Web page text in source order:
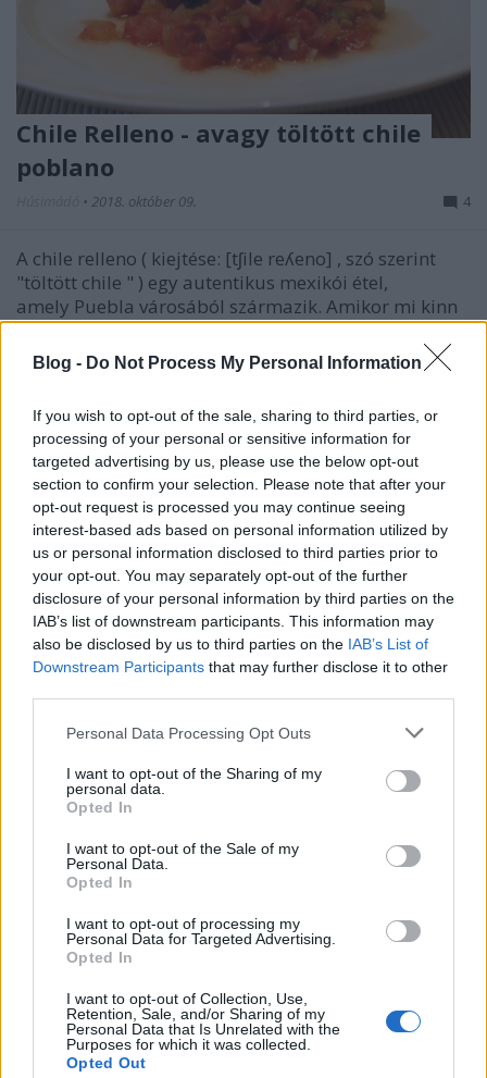
Blog - Do Not Process My Personal Information
If you wish to opt-out of the sale, sharing to third parties, or
processing of your personal or sensitive information for
targeted advertising by us, please use the below opt-out
section to confirm your selection. Please note that after your
opt-out request is processed you may continue seeing
interest-based ads based on personal information utilized by
us or personal information disclosed to third parties prior to
your opt-out. You may separately opt-out of the further
disclosure of your personal information by third parties on the
IAB’s list of downstream participants. This information may
also be disclosed by us to third parties on the IAB’s List of
Downstream Participants that may further disclose it to other
Please note that this website/app uses one or more Google
not limited to your visit or usage behaviour. You may click to
grant or deny consent to Google and its third-party tags to
use your data for below specified purposes in below Google
consent section.
Personal Data Processing Opt Outs
I want to opt-out of the Sharing of my
personal data.
Opted In
I want to opt-out of the Sale of my
Personal Data.
Opted In
I want to opt-out of processing my
Personal Data for Targeted Advertising.
Opted In
I want to opt-out of Collection, Use,
Retention, Sale, and/or Sharing of my
Personal Data that Is Unrelated with the
Purposes for which it was collected.
Opted Out
Chile Relleno - avagy töltött chile
poblano
• 2018. október 09. 4
A chile relleno ( kiejtése: [tʃile reʎeno] , szó szerint
"töltött chile " ) egy autentikus mexikói étel,
amely Puebla városából származik. Amikor mi kinn
voltunk, akkor a házigazdánk, Emese mesélte, hogy
maga a poblano paprika is fontos alapanyag a
helyieknek, a chile relleno pedig olyasmi lehet…
Citrusos húsgolyó, zöldfűszeres
cukkini tócsniágyon, zsályás
Húsimádó•2018. szeptember 29.
Most egy olyan ételt hozok, amit nem saját
magunknak, nem elsősorban a családnak
készítettem - hanem a többi gasztrobloggernek és
egy profi zsűrinek. Tegnap volt az Őszi
Gasztroblogger Fesztivál a budapesti Food Convoy-
ban, aminek a szervezője a Gasztroteraphy irója,
bloggere, Miskey Melinda volt.…